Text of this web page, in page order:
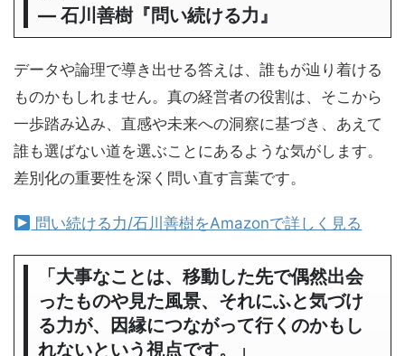
― 石川善樹『問い続ける力』
データや論理で導き出せる答えは、誰もが辿り着ける
ものかもしれません。真の経営者の役割は、そこから
一歩踏み込み、直感や未来への洞察に基づき、あえて
誰も選ばない道を選ぶことにあるような気がします。
差別化の重要性を深く問い直す言葉です。
問い続ける力/石川善樹をAmazonで詳しく見る
「大事なことは、移動した先で偶然出会
ったものや見た風景、それにふと気づけ
る力が、因縁につながって行くのかもし
れないという視点です。」